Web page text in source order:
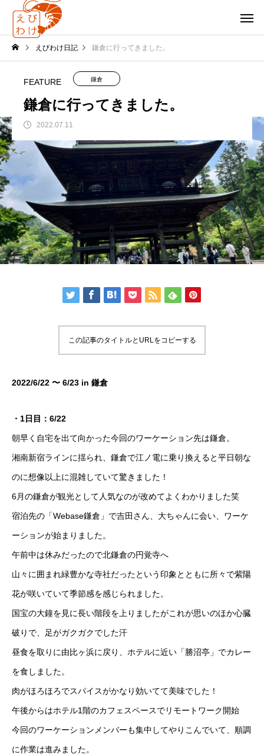
えびわけ日記 鎌倉に行ってきました。
FEATURE 鎌倉
鎌倉に行ってきました。
2022.07.11
この記事のタイトルとURLをコピーする
2022/6/22 〜 6/23 in 鎌倉
・1日目：6/22
朝早く自宅を出て向かった今回のワーケーション先は鎌倉。
湘南新宿ラインに揺られ、鎌倉で江ノ電に乗り換えると平日朝な
のに想像以上に混雑していて驚きました！
6月の鎌倉が観光として人気なのが改めてよくわかりました笑
宿泊先の「Webase鎌倉」で吉田さん、大ちゃんに会い、ワーケ
ーションが始まりました。
午前中は休みだったので北鎌倉の円覚寺へ
山々に囲まれ緑豊かな寺社だったという印象とともに所々で紫陽
花が咲いていて季節感を感じられました。
国宝の大鐘を見に長い階段を上りましたがこれが思いのほか心臓
破りで、足がガクガクでした汗
昼食を取りに由比ヶ浜に戻り、ホテルに近い「勝沼亭」でカレー
を食しました。
肉がほろほろでスパイスがかなり効いてて美味でした！
午後からはホテル1階のカフェスペースでリモートワーク開始
今回のワーケーションメンバーも集中してやりこんでいて、順調
に作業は進みました。